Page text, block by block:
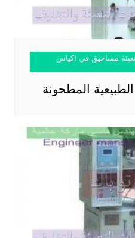
مساحيق في اكياس
المطحونة